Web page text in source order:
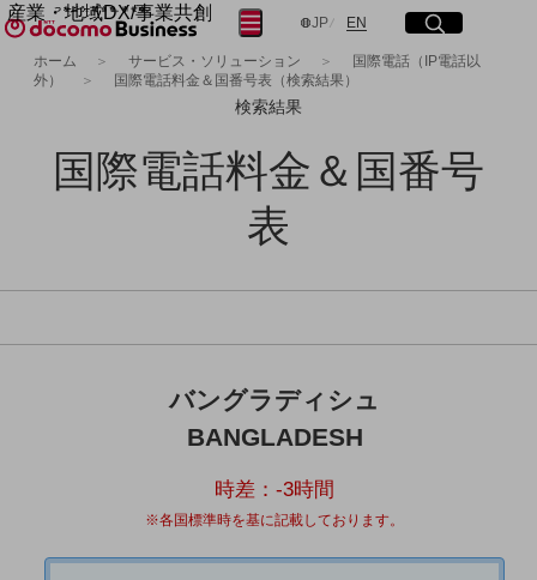
産業・地域DX/事業共創
OPEN HUB for Plural Futures
自律・分散・協調型社会の実現を目指し、
「社会可能性」を探究・実装する事業共創エコシステムです。
イベント/ウェビナー
記事コンテンツ
プレイヤー(カタリスト/パートナー企業)
Smart Education
地域社会を支える皆さまと地域課題の解決や
自治体・地域社会との共創
JP日本語
EN Englishサイト内検索
開く
メニュー
開く
フリーワードを入力して探す
フリーワードでNTTドコモビジネスの
検索する
ホーム サービス・ソリューション
国際電話（IP電話以
外）
国際電話料金＆国番号表（検索結果）
検索結果
国際電話料金＆国番号
表
バングラディシュ
BANGLADESH
時差： -3時間
※各国標準時を基に記載しております。